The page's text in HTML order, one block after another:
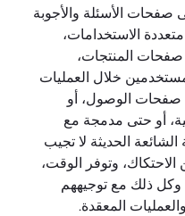
صفحات الأسئلة والأجوبة
الاستخدامات،
المنتجات،
خلال العمليات
صفحات الوصول، أو
أو حتى مدمجة مع
الشائعة الحديثة لا تجيب
وتوفر الوقت،
ذلك مع توجيههم
المعقدة.